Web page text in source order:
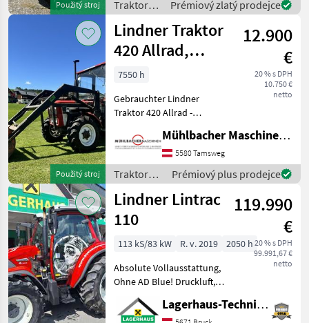
Použitý stroj
Traktory /
Lindner
Prémiový zlatý prodejce
Použitý stroj
Lindner Traktor
420 Allrad,
gebraucht
12.900
€
20 % s DPH
10.750 €
netto
7550 h
Gebrauchter Lindner
Traktor 420 Allrad -
Getriebe - nicht
pickerlpflichtig - mit
Frontlader und Schaufel -
ca. 7.550 Betriebsstunden -
Mühlbacher Maschinen GmbH
5580 Tamsweg
Traktory /
Lindner
Prémiový plus prodejce
Lindner Lintrac
110
119.990
€
20 % s DPH
99.991,67 €
netto
113 kS/83 kW R. v. 2019
2050 h
Absolute Vollausstattung,
Ohne AD Blue! Druckluft,
Fronthyfraulik mit
Frontzapfwelle, Frontlader
Lagerhaus-Technik Bruck